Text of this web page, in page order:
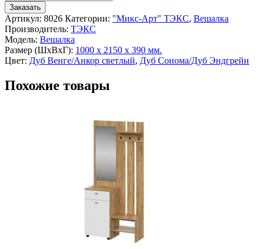
Заказать
Артикул: 8026 Категории: "Микс-Арт" ТЭКС, Вешалка
Производитель: ТЭКС
Модель: Вешалка
Размер (ШхВхГ): 1000 х 2150 х 390 мм.
Цвет: Дуб Венге/Анкор светлый, Дуб Сонома/Дуб Эндгрейн
Похожие товары